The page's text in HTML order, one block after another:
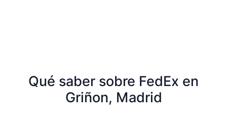
Qué saber sobre FedEx en
Griñon, Madrid